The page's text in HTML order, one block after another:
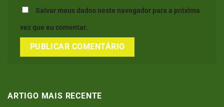
Salvar meus dados neste navegador para a próxima
vez que eu comentar.
ARTIGO MAIS RECENTE